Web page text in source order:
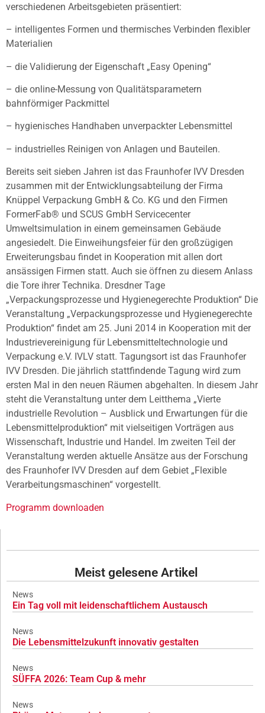
verschiedenen Arbeitsgebieten präsentiert:
– intelligentes Formen und thermisches Verbinden flexibler
Materialien
– die Validierung der Eigenschaft „Easy Opening“
– die online-Messung von Qualitätsparametern
bahnförmiger Packmittel
– hygienisches Handhaben unverpackter Lebensmittel
– industrielles Reinigen von Anlagen und Bauteilen.
Bereits seit sieben Jahren ist das Fraunhofer IVV Dresden
zusammen mit der Entwicklungsabteilung der Firma
Knüppel Verpackung GmbH & Co. KG und den Firmen
FormerFab® und SCUS GmbH Servicecenter
Umweltsimulation in einem gemeinsamen Gebäude
angesiedelt. Die Einweihungsfeier für den großzügigen
Erweiterungsbau findet in Kooperation mit allen dort
ansässigen Firmen statt. Auch sie öffnen zu diesem Anlass
die Tore ihrer Technika. Dresdner Tage
„Verpackungsprozesse und Hygienegerechte Produktion“ Die
Veranstaltung „Verpackungsprozesse und Hygienegerechte
Produktion“ findet am 25. Juni 2014 in Kooperation mit der
Industrievereinigung für Lebensmitteltechnologie und
Verpackung e.V. IVLV statt. Tagungsort ist das Fraunhofer
IVV Dresden. Die jährlich stattfindende Tagung wird zum
ersten Mal in den neuen Räumen abgehalten. In diesem Jahr
steht die Veranstaltung unter dem Leitthema „Vierte
industrielle Revolution – Ausblick und Erwartungen für die
Lebensmittelproduktion“ mit vielseitigen Vorträgen aus
Wissenschaft, Industrie und Handel. Im zweiten Teil der
Veranstaltung werden aktuelle Ansätze aus der Forschung
des Fraunhofer IVV Dresden auf dem Gebiet „Flexible
Verarbeitungsmaschinen“ vorgestellt.
Programm downloaden
Meist gelesene Artikel
News
Ein Tag voll mit leidenschaftlichem Austausch
News
Die Lebensmittelzukunft innovativ gestalten
News
SÜFFA 2026: Team Cup & mehr
News